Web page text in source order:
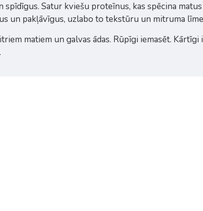
spīdīgus. Satur kviešu proteīnus, kas spēcina
un pakļāvīgus, uzlabo to tekstūru un mitruma
matiem un galvas ādas. Rūpīgi iemasēt.